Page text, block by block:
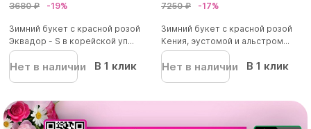
3680 ₽ -19%
Зимний букет с красной розой
Эквадор - S в корейской уп...
Нет в наличии В 1 клик
7250 ₽ -17%
Зимний букет с красной розой
Кения, эустомой и альстром...
Нет в наличии В 1 клик